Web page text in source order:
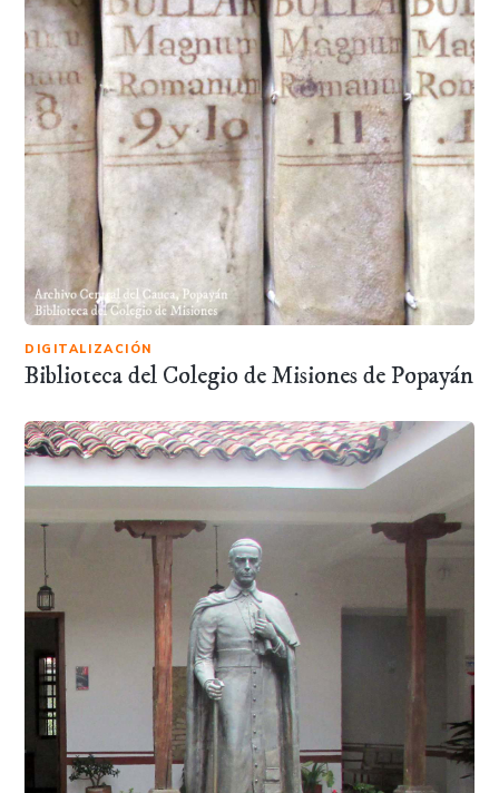
DIGITALIZACIÓN
Biblioteca del Colegio de Misiones de Popayán